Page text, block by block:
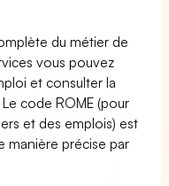
du métier de
vous pouvez
et consulter la
Le code ROME (pour
et des emplois) est
manière précise par